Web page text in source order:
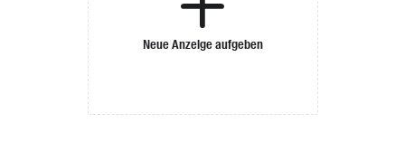
Neue Anzeige aufgeben